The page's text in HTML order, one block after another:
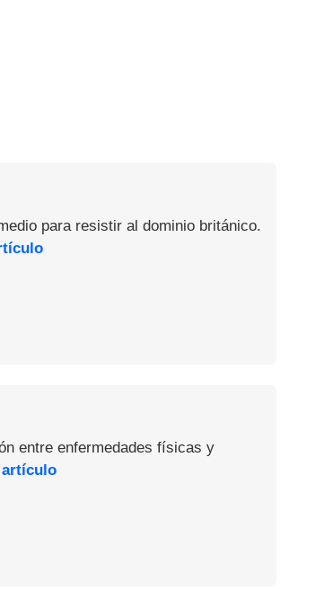
para resistir al dominio británico.
entre enfermedades físicas y
artículo